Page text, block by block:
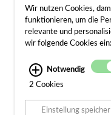
Wir nutzen Cookies,
funktionieren, um die
relevante und
wir folgende Cookies ein:
Notwendig
2 Cookies
Einstellung